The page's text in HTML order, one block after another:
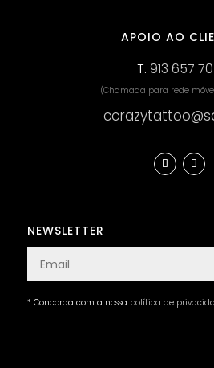
APOIO AO
T.913 657
(Chamada para rede
NEWSLETTER
* Concorda com a nossa política de